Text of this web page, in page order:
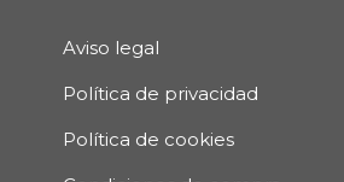
Aviso legal
Política de privacidad
Política de cookies